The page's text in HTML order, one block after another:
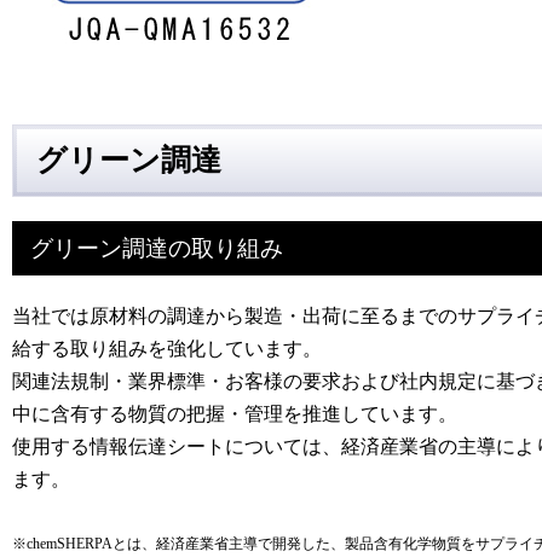
グリーン調達
グリーン調達の取り組み
当社では原材料の調達から製造・出荷に至るまでのサプラ
給する取り組みを強化しています。
関連法規制・業界標準・お客様の要求および社内規定に基
中に含有する物質の把握・管理を推進しています。
使用する情報伝達シートについては、経済産業省の主導に
ます。
※chemSHERPAとは、経済産業省主導で開発した、製品含有化学物質をサプラ